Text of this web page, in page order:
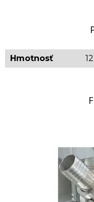
Tovar, ktorý nie je
vieme
týždňov od
termíne Vás
Hmotnosť